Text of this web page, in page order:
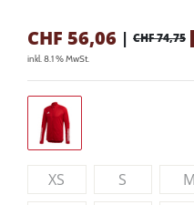
CHF 56,06 | CHF 74,75
inkl. 8.1 % MwSt.
XS S M